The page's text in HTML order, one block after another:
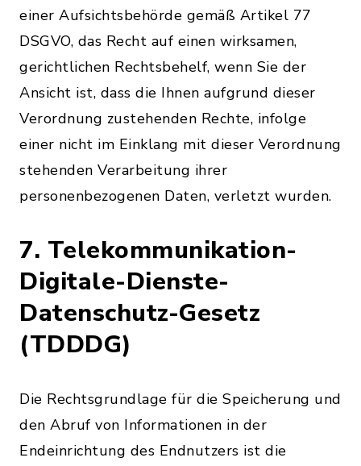
einer Aufsichtsbehörde gemäß Artikel 77
DSGVO, das Recht auf einen wirksamen,
gerichtlichen Rechtsbehelf, wenn Sie der
Ansicht ist, dass die Ihnen aufgrund dieser
Verordnung zustehenden Rechte, infolge
einer nicht im Einklang mit dieser Verordnung
stehenden Verarbeitung ihrer
personenbezogenen Daten, verletzt wurden.
7. Telekommunikation-
Digitale-Dienste-
Datenschutz-Gesetz
(TDDDG)
Die Rechtsgrundlage für die Speicherung und
den Abruf von Informationen in der
Endeinrichtung des Endnutzers ist die